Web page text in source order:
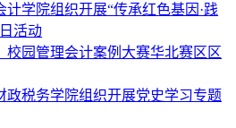
学院组织开展“传承红色基因·践
活动
校园管理会计案例大赛华北赛区区
政税务学院组织开展党史学习专题